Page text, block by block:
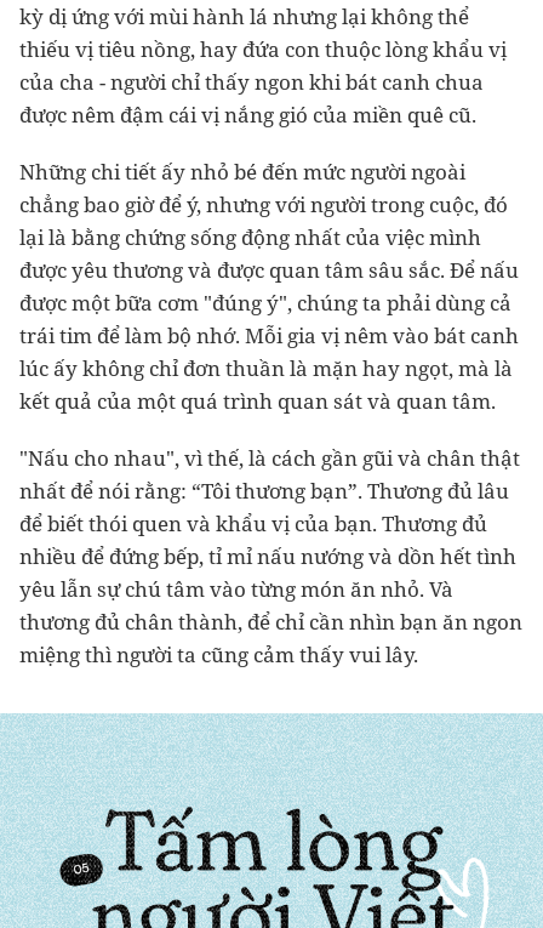
kỳ dị ứng với mùi hành lá nhưng lại không thể
thiếu vị tiêu nồng, hay đứa con thuộc lòng khẩu vị
của cha - người chỉ thấy ngon khi bát canh chua
được nêm đậm cái vị nắng gió của miền quê cũ.
Những chi tiết ấy nhỏ bé đến mức người ngoài
chẳng bao giờ để ý, nhưng với người trong cuộc, đó
lại là bằng chứng sống động nhất của việc mình
được yêu thương và được quan tâm sâu sắc. Để nấu
được một bữa cơm "đúng ý", chúng ta phải dùng cả
trái tim để làm bộ nhớ. Mỗi gia vị nêm vào bát canh
lúc ấy không chỉ đơn thuần là mặn hay ngọt, mà là
kết quả của một quá trình quan sát và quan tâm.
"Nấu cho nhau", vì thế, là cách gần gũi và chân thật
nhất để nói rằng: “Tôi thương bạn”. Thương đủ lâu
để biết thói quen và khẩu vị của bạn. Thương đủ
nhiều để đứng bếp, tỉ mỉ nấu nướng và dồn hết tình
yêu lẫn sự chú tâm vào từng món ăn nhỏ. Và
thương đủ chân thành, để chỉ cần nhìn bạn ăn ngon
miệng thì người ta cũng cảm thấy vui lây.